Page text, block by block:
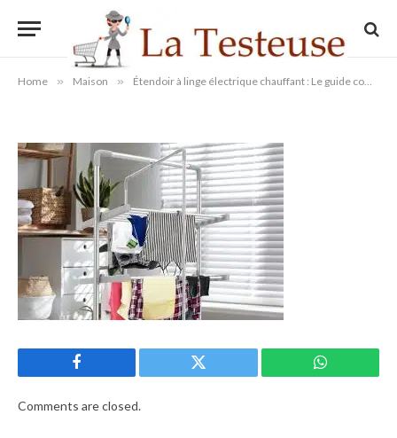
Home » Maison » Étendoir à linge électrique chauffant : Le guide complet pour choisir le meilleur modèle
ByAdministrateur
20/03/2023
Aucun commentaire
Facebook Twitter WhatsApp
Comments are closed.